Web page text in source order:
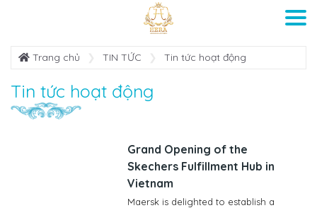
Trang chủ TIN TỨC Tin tức hoạt động
Tin tức hoạt động
Grand Opening of the
Skechers Fulfillment Hub in
Vietnam
Maersk is delighted to establish a